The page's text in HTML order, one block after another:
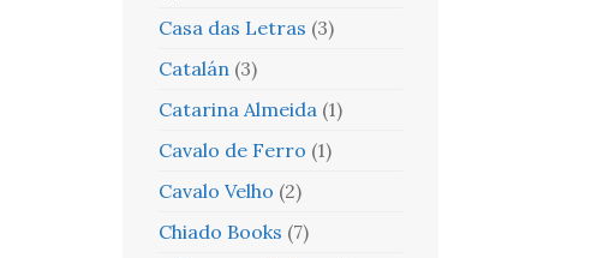
Casa das Letras (3)
Catalán (3)
Catarina Almeida (1)
Cavalo de Ferro (1)
Cavalo Velho (2)
Chiado Books (7)